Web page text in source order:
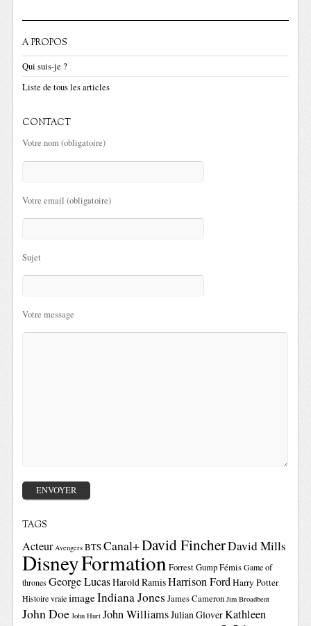
A PROPOS
Qui suis-je ?
Liste de tous les articles
CONTACT
Votre nom (obligatoire)
Votre email (obligatoire)
Sujet
Votre message
TAGS
Acteur Avengers BTSCanal+David FincherDavid Mills
DisneyFormationForrest GumpFémis Game of
thrones George LucasHarold RamisHarrison FordHarry Potter
Histoire vraie imageIndiana Jones James Cameron Jim Broadbent
John Doe John Hurt John WilliamsJulian GloverKathleen